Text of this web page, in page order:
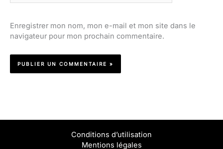
Enregistrer mon nom, mon e-mail et mon site dans le
navigateur pour mon prochain commentaire.
Conditions d’utilisation
Mentions légales